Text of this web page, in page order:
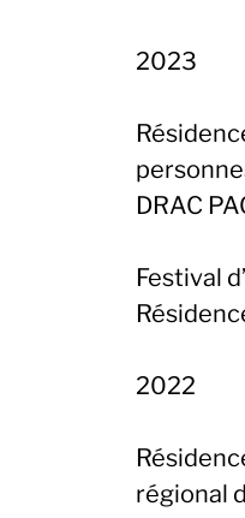
2023
DRAC
Festival
2022
régional